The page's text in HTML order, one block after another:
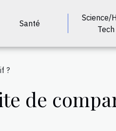
Santé
Science/
Tech
?
de